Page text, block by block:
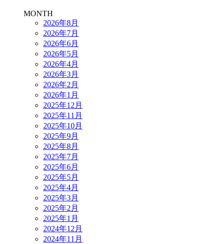
MONTH
2026年8月
2026年7月
2026年6月
2026年5月
2026年4月
2026年3月
2026年2月
2026年1月
2025年12月
2025年11月
2025年10月
2025年9月
2025年8月
2025年7月
2025年6月
2025年5月
2025年4月
2025年3月
2025年2月
2025年1月
2024年12月
2024年11月